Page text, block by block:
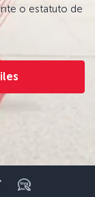
o estatuto de
TiktokBlogue